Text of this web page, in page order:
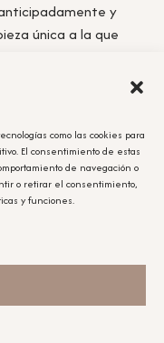
como las cookies para
El consentimiento de estas
de navegación o
o retirar el consentimiento,
y funciones.
y
única a la que